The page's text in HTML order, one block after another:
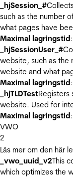
_hjSession_#
such as the number
what pages have
Maximal lagringstid
_hjSessionUser_#
website, such as the
website and what
Maximal lagringstid
_hjTLDTestRegisters
website. Used for
Maximal lagringstid
VWO
2
Läs mer om den här
_vwo_uuid_v2This
which optimizes the